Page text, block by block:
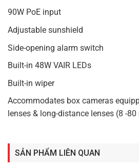
90W PoE input
Adjustable sunshield
Side-opening alarm switch
Built-in 48W VAIR LEDs
Built-in wiper
Accommodates box cameras
lenses & long-distance lenses (8 -
SẢN PHẨM LIÊN QUAN